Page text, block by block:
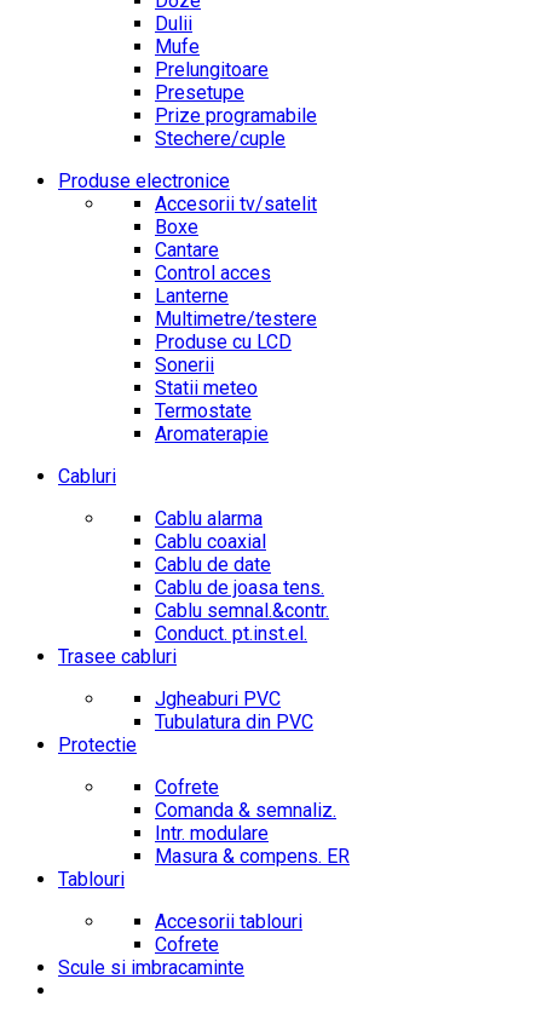
Dulii
Mufe
Prelungitoare
Presetupe
Prize programabile
Stechere/cuple
Produse electronice
Accesorii tv/satelit
Boxe
Cantare
Control acces
Lanterne
Multimetre/testere
Produse cu LCD
Sonerii
Statii meteo
Termostate
Aromaterapie
Cabluri
Cablu alarma
Cablu coaxial
Cablu de date
Cablu de joasa tens.
Cablu semnal.&contr.
Conduct. pt.inst.el.
Trasee cabluri
Jgheaburi PVC
Tubulatura din PVC
Protectie
Cofrete
Comanda & semnaliz.
Intr. modulare
Masura & compens. ER
Tablouri
Accesorii tablouri
Cofrete
Scule si imbracaminte